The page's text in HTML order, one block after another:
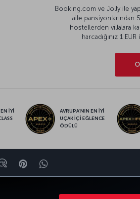
Booking.com ve Jolly ile
aile pansiyonlarından
hostellerden villalara
harcadığınız 1
İYİ
AVRUPA’NIN EN İYİ
UÇAK İÇİ EĞLENCE
ÖDÜLÜ
BlogPinterestWhatsapp
CORPORATE CLUB TÜRK